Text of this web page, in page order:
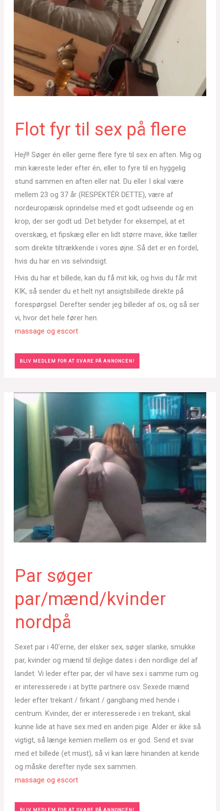
Flot fyr til sex på flere
Hej!!! Søger én eller gerne flere fyre til sex en aften. Mig og
min kæreste leder efter én, eller to fyre til en hyggelig
stund sammen en aften eller nat. Du eller I skal være
mellem 23 og 37 år (RESPEKTÉR DETTE), være af
nordeuropæisk oprindelse med et godt udseende og en
krop, der ser godt ud. Det betyder for eksempel, at et
overskæg, et fipskæg eller en lidt større mave, ikke tæller
som direkte tiltrækkende i vores øjne. Så det er en fordel,
hvis du har en vis selvindsigt.
Hvis du har et billede, kan du få mit kik, og hvis du får mit
KIK, så sender du et helt nyt ansigtsbillede direkte på
forespørgsel. Derefter sender jeg billeder af os, og så ser
vi, hvor det hele fører hen.
massage og escort
BLIV MEDLEM FOR AT SVARE PÅ ANNONCEN!
Par søger
par/mænd/kvinder
nordpå
Sexet par i 40'erne, der elsker sex, søger slanke, smukke
par, kvinder og mænd til dejlige dates i den nordlige del af
landet. Vi leder efter par, der vil have sex i samme rum og
er interesserede i at bytte partnere osv. Sexede mænd
leder efter trekant / firkant / gangbang med hende i
centrum. Kvinder, der er interesserede i en trekant, skal
kunne lide at have sex med en anden pige. Alder er ikke så
vigtigt, så længe kemien mellem os er god. Send et svar
med et billede (et must), så vi kan lære hinanden at kende
og måske derefter nyde sex sammen.
massage og escort
BLIV MEDLEM FOR AT SVARE PÅ ANNONCEN!